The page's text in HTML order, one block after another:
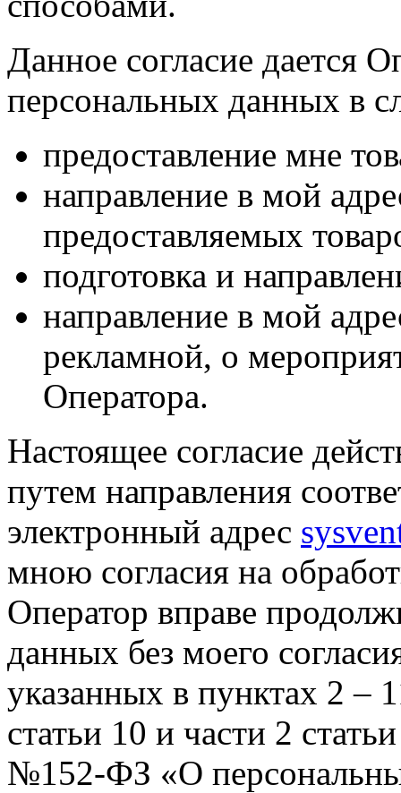
Данное согласие дается
персональных данных в
предоставление мне
направление в мой
предоставляемых
подготовка и
направление в мой
рекламной, о
Оператора.
Настоящее согласие
путем направления
электронный адрес
мною согласия на
Оператор вправе
данных без моего
указанных в пунктах 2 –
статьи 10 и части 2
№152-ФЗ «О